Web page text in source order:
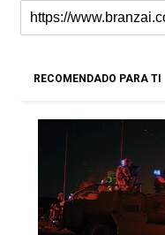
RECOMENDADO PARA TI